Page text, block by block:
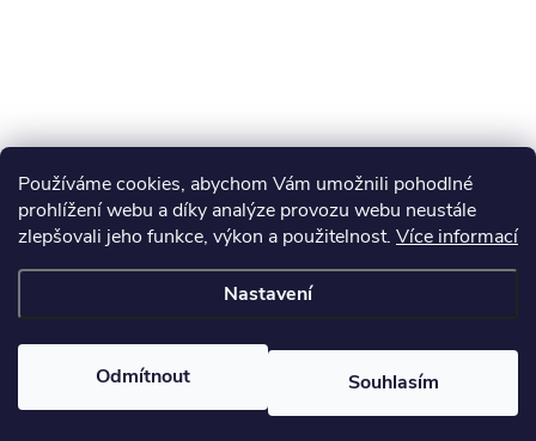
Používáme cookies, abychom Vám umožnili pohodlné
prohlížení webu a díky analýze provozu webu neustále
zlepšovali jeho funkce, výkon a použitelnost. Více informací
Nastavení
Odmítnout Souhlasím